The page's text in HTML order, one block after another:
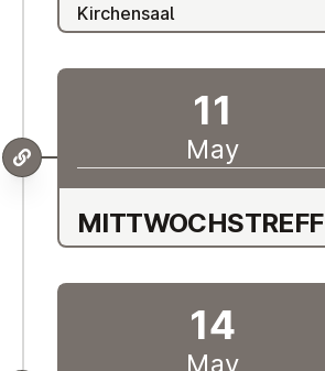
Kirchensaal
MIT­TWOCH­STREFF
11
May
14
May